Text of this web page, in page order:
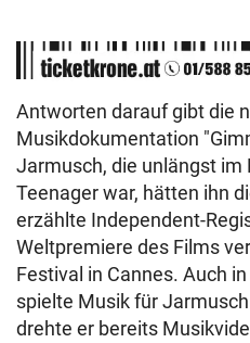
Antworten darauf gibt die
Musikdokumentation
Jarmusch, die unlängst im
Teenager war, hätten ihn
erzählte Independent-
Weltpremiere des Films
Festival in Cannes. Auch
spielte Musik für
drehte er bereits